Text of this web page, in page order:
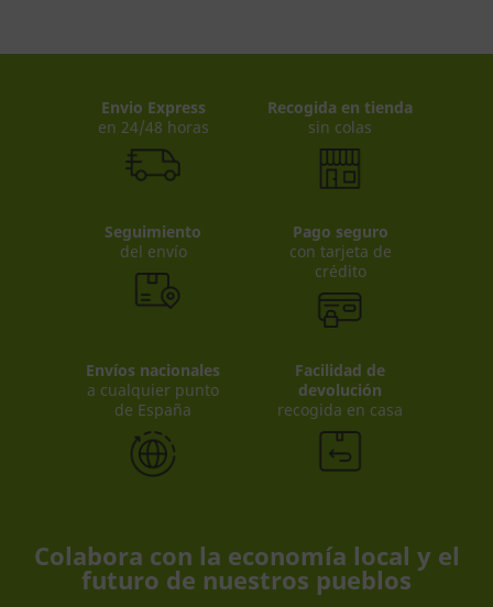
Envio Express
en 24/48 horas
Recogida en tienda
sin colas
Seguimiento
del envío
Pago seguro
con tarjeta de
crédito
Envíos nacionales
a cualquier punto
de España
Facilidad de
devolución
recogida en casa
Colabora con la economía local y el
futuro de nuestros pueblos